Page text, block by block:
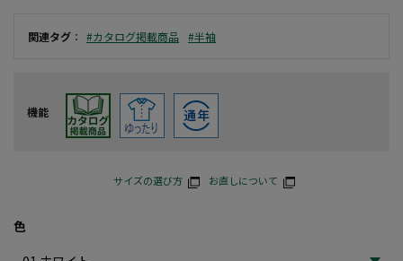
関連タグ ： #カタログ掲載商品 #半袖
機能
サイズの選び方 お直しについて
色